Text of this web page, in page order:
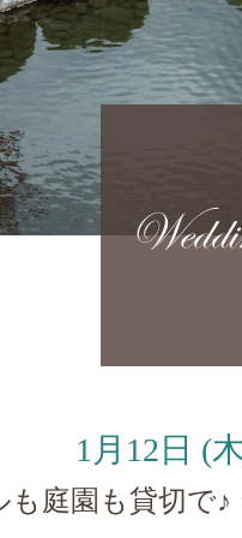
1月12日 (
も庭園も貸切で